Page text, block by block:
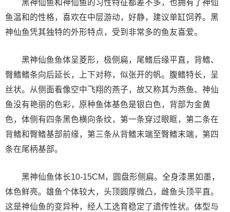
黑神仙鱼和神仙鱼的习性特征都差不多，也拥有了神仙
鱼温和的性格，喜欢在中层游动，好静，建议单缸饲养。黑
神仙鱼凭其独特的外形特点，受到非常多的鱼友喜爱。
黑神仙鱼鱼体呈菱形，极侧扁，尾鳍后缘平直，背鳍、
臀鳍鳍条向后延长，上下对称，似张开的帆。腹鳍特长，呈
丝状。从侧面看像空中飞翔的燕子，故又称其为燕鱼、神仙
鱼没有艳丽的色彩，原种鱼体基色是银白色，背部为金黄
色，体侧有四条黑色横向条纹，第一条穿过眼眶，第二条在
背鳍和臀鳍基部前缘，第三条从背鳍末端至臀鳍末端，第四
条在尾柄基部。
黑神仙鱼体长10-15CM，圆盘形侧扁。全身漆黑如墨，
体色鲜亮。雄鱼个体较大，头顶圆厚微凸，雌鱼头顶平直。
这是神仙鱼的变异种，经人工选育稳定了遗传性状。体型与